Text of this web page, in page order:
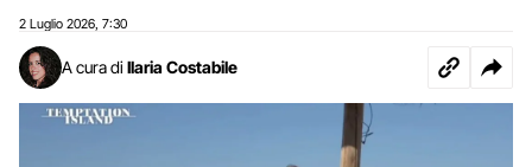
2 Luglio 2026 7:30
A cura di Ilaria Costabile